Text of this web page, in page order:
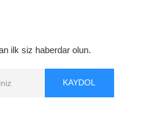
ilk siz haberdar olun.
KAYDOL